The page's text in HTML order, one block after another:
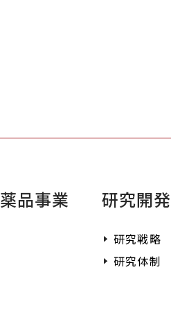
薬品事業 研究開発
研究戦略
研究体制